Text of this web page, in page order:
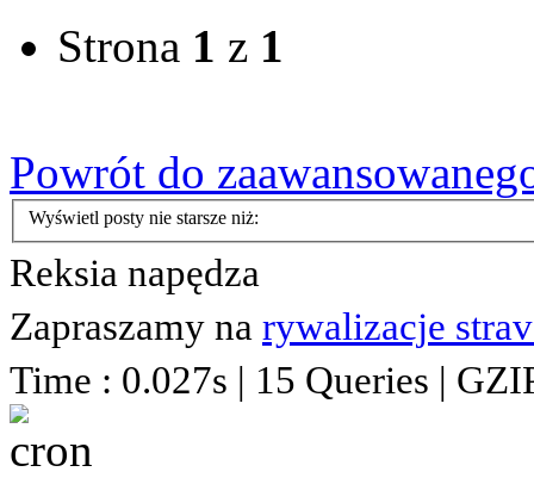
Strona 1 z 1
Powrót do
Wyświetl posty nie starsze niż:
Reksia napędza
Zapraszamy na rywalizacje
Time : 0.027s | 15 Queries |